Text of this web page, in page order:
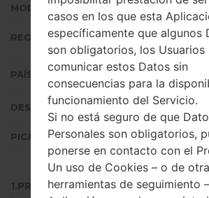
MODEM/CP VERSIÓN
REGIÓN
PAÍS (UN/EL PAÍS)
DESCRIPCIÓN MTS,
PICADILLO
1.PRESIONE EL BOTÓN PARA
casos en los que esta
específicamente que algunos
son obligatorios, los Usuarios
comunicar estos Datos sin
consecuencias para la
funcionamiento del Servicio.
Si no está seguro de que
Personales son obligatorios,
ponerse en contacto con el
Un uso de Cookies – o de
herramientas de seguimiento